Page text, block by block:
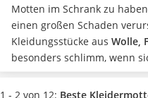
Fliesenschneider
Hochdruckreiniger
Doppelschleifer
Überwachungskamera
Benzinrasenmäher mit
Akku-Laubsauger
Motten im Schrank zu
einen großen Schaden
Kleidungsstücke aus Wolle,
besonders schlimm, wenn
finden, da diese Stücke
Sie bei einem eigenen Test
1 - 2 von 12: Beste